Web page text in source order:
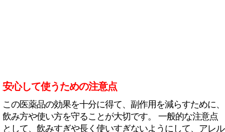
安心して使うための注意点
この医薬品の効果を十分に得て、副作用を減らすために、
飲み方や使い方を守ることが大切です。 一般的な注意点
として、飲みすぎや長く使いすぎないようにして、アレル